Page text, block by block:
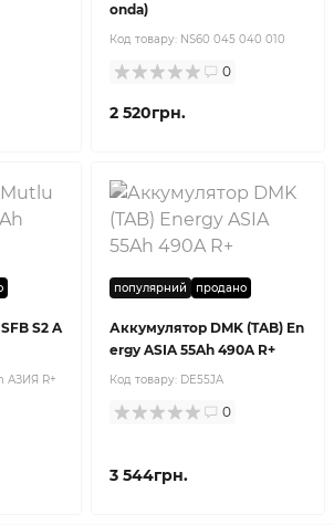
onda)
Код товару: NS60 045 040 010
0
2 520грн.
S2 A
АЗИЯ R+
популярний продано
Аккумулятор DMK (TAB) En
ergy ASIA 55Ah 490A R+
Код товару: DE55JA
0
3 544грн.